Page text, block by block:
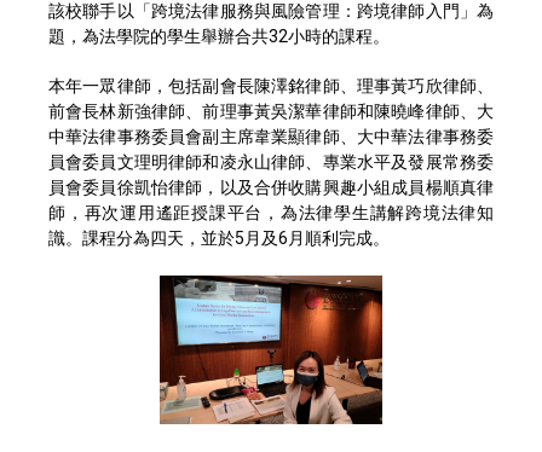
該校聯手以「跨境法律服務與風險管理：跨境律師入門」為
題，為法學院的學生舉辦合共32小時的課程。
本年一眾律師，包括副會長陳澤銘律師、理事黃巧欣律師、
前會長林新強律師、前理事黃吳潔華律師和陳曉峰律師、大
中華法律事務委員會副主席韋業顯律師、大中華法律事務委
員會委員文理明律師和凌永山律師、專業水平及發展常務委
員會委員徐凱怡律師，以及合併收購興趣小組成員楊順真律
師，再次運用遙距授課平台，為法律學生講解跨境法律知
識。課程分為四天，並於5月及6月順利完成。